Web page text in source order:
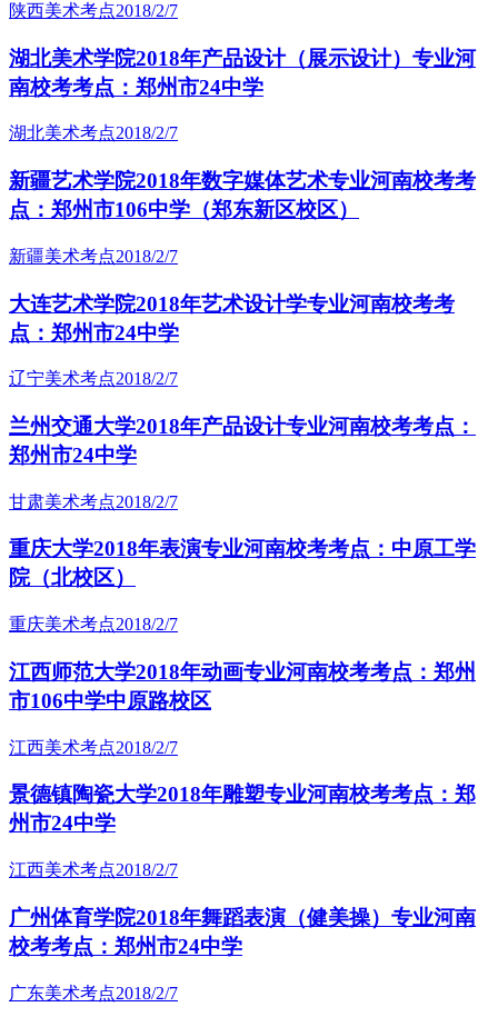
陕西美术考点2018/2/7
湖北美术学院2018年产品设计（展示设计）专业河
南校考考点：郑州市24中学
湖北美术考点2018/2/7
新疆艺术学院2018年数字媒体艺术专业河南校考考
点：郑州市106中学（郑东新区校区）
新疆美术考点2018/2/7
大连艺术学院2018年艺术设计学专业河南校考考
点：郑州市24中学
辽宁美术考点2018/2/7
兰州交通大学2018年产品设计专业河南校考考点：
郑州市24中学
甘肃美术考点2018/2/7
重庆大学2018年表演专业河南校考考点：中原工学
院（北校区）
重庆美术考点2018/2/7
江西师范大学2018年动画专业河南校考考点：郑州
市106中学中原路校区
江西美术考点2018/2/7
景德镇陶瓷大学2018年雕塑专业河南校考考点：郑
州市24中学
江西美术考点2018/2/7
广州体育学院2018年舞蹈表演（健美操）专业河南
校考考点：郑州市24中学
广东美术考点2018/2/7